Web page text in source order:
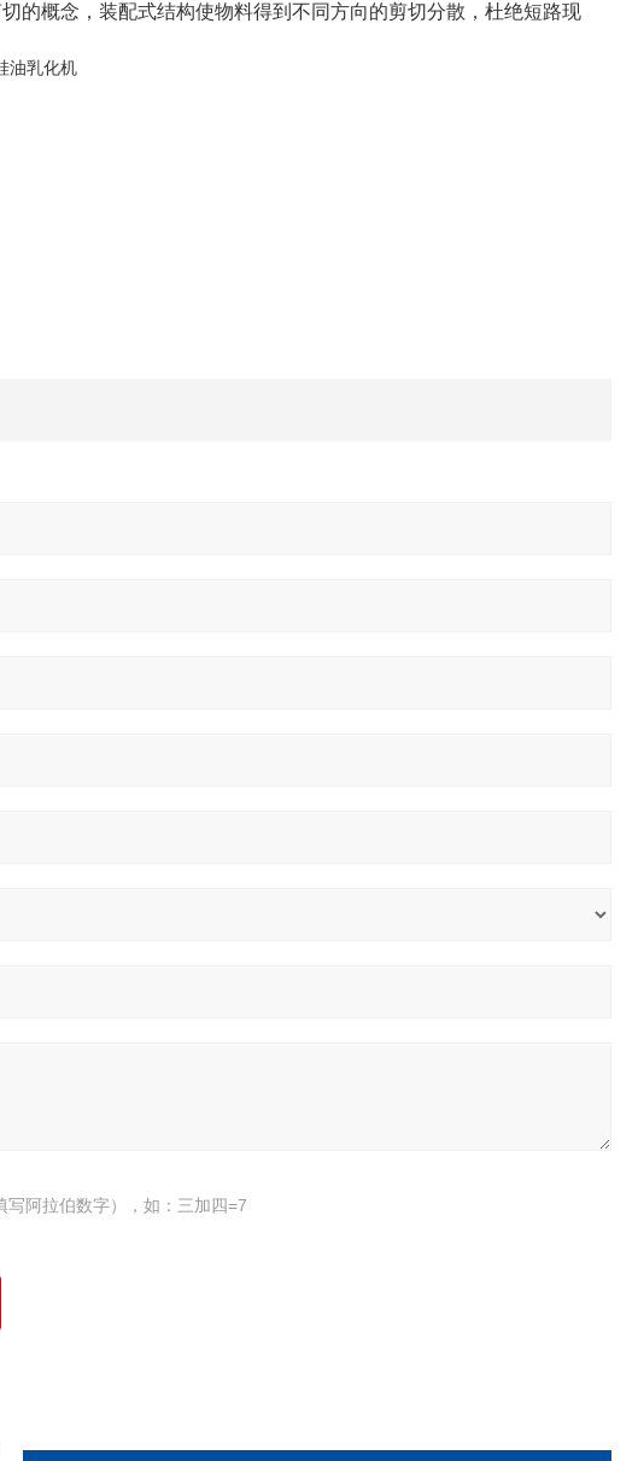
的概念，装配式结构使物料得到不同方向的剪切分散，杜绝短路现
写阿拉伯数字），如：三加四=7